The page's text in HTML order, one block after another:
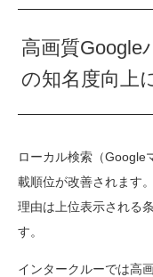
高画質Google
の知名度向上
ローカル検索（Google
載順位が改善されます。
理由は上位表示される
す。
インタークルーでは高